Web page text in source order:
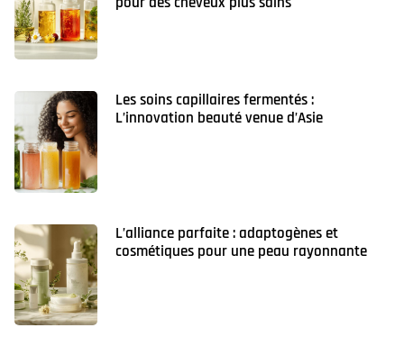
Les soins capillaires fermentés :
L’innovation beauté venue d’Asie
L’alliance parfaite : adaptogènes et
cosmétiques pour une peau rayonnante